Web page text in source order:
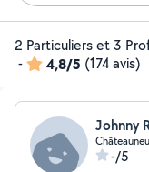
2 Particuliers et 3
-
4,8/5 (174 avis)
-/5